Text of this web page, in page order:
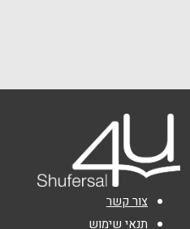
אימייל*
נושא*
אנא חזרו אלי בקשר ל...
צור קשר
תנאי שימוש